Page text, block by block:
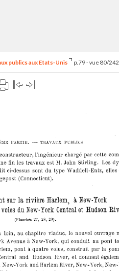
publics aux Etats-Unis p.79 - vue 80/242